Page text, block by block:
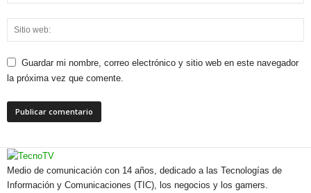
Guardar mi nombre, correo electrónico y sitio web en este navegador
la próxima vez que comente.
Medio de comunicación con 14 años, dedicado a las Tecnologías de
Información y Comunicaciones (TIC), los negocios y los gamers.